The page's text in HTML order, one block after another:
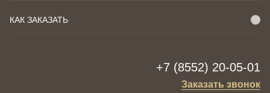
КАК ЗАКАЗАТЬ
+7 (8552) 20-05-01
Заказать звонок